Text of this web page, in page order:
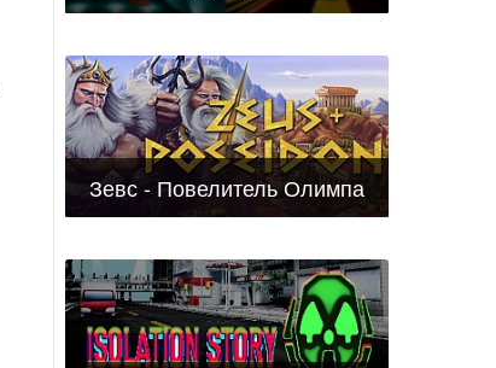
Зевс - Повелитель Олимпа